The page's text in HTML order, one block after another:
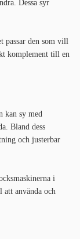
Dessa syr
passar den som vill
komplement till en
kan sy med
Bland dess
och justerbar
i
att använda och